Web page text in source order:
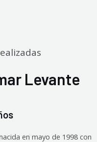
Levante
en mayo de 1998 con